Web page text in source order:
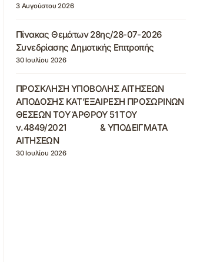
3 Αυγούστου 2026
Πίνακας Θεμάτων 28ης/28-07-2026
Συνεδρίασης Δημοτικής Επιτροπής
30 Ιουλίου 2026
ΠΡΟΣΚΛΗΣΗ ΥΠΟΒΟΛΗΣ ΑΙΤΗΣΕΩΝ
ΑΠΟΔΟΣΗΣ ΚΑΤ’ΕΞΑΙΡΕΣΗ ΠΡΟΣΩΡΙΝΩΝ
ΘΕΣΕΩΝ ΤΟΥ ΆΡΘΡΟΥ 51 ΤΟΥ
ν.4849/2021 & ΥΠΟΔΕΙΓΜΑΤΑ
ΑΙΤΗΣΕΩΝ
30 Ιουλίου 2026